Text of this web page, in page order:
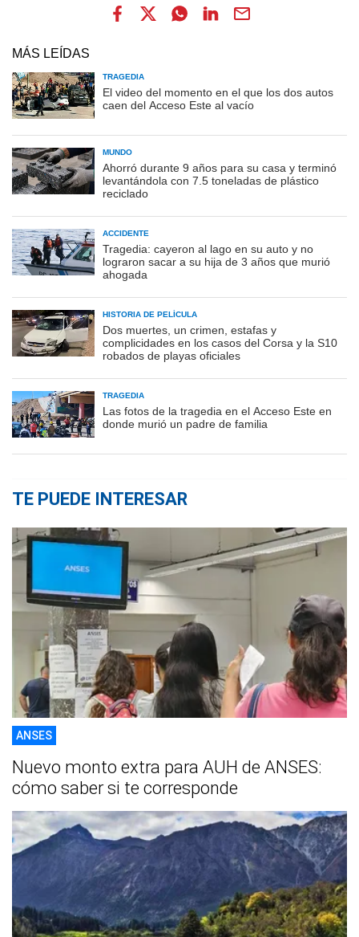
MÁS LEÍDAS
TRAGEDIA
El video del momento en el que los dos autos
caen del Acceso Este al vacío
MUNDO
Ahorró durante 9 años para su casa y terminó
levantándola con 7.5 toneladas de plástico
reciclado
ACCIDENTE
Tragedia: cayeron al lago en su auto y no
lograron sacar a su hija de 3 años que murió
ahogada
HISTORIA DE PELÍCULA
Dos muertes, un crimen, estafas y
complicidades en los casos del Corsa y la S10
robados de playas oficiales
TRAGEDIA
Las fotos de la tragedia en el Acceso Este en
donde murió un padre de familia
TE PUEDE INTERESAR
ANSES
Nuevo monto extra para AUH de ANSES:
cómo saber si te corresponde